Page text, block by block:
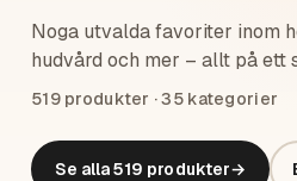
Noga utvalda favoriter inom
hudvård och mer – allt på ett
519produkter ·35 kategorier
Se alla519 produkter→